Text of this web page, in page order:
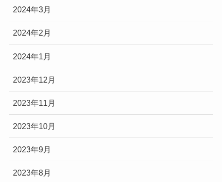
2024年3月
2024年2月
2024年1月
2023年12月
2023年11月
2023年10月
2023年9月
2023年8月